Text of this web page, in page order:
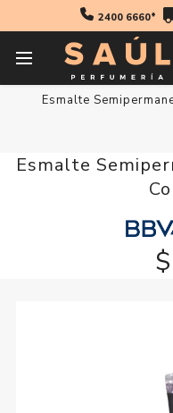
2400 6660*
Inicio
Esmalte
Esmalte